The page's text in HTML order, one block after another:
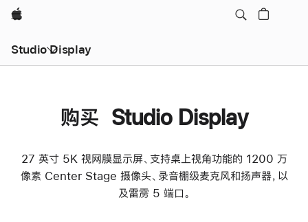
Apple
Studio Display
购买 Studio Display
27 英寸 5K 视网膜显示屏、支持桌上视角功能的 1200 万
像素 Center Stage 摄像头、录音棚级麦克风和扬声器，以
及雷雳 5 端口。